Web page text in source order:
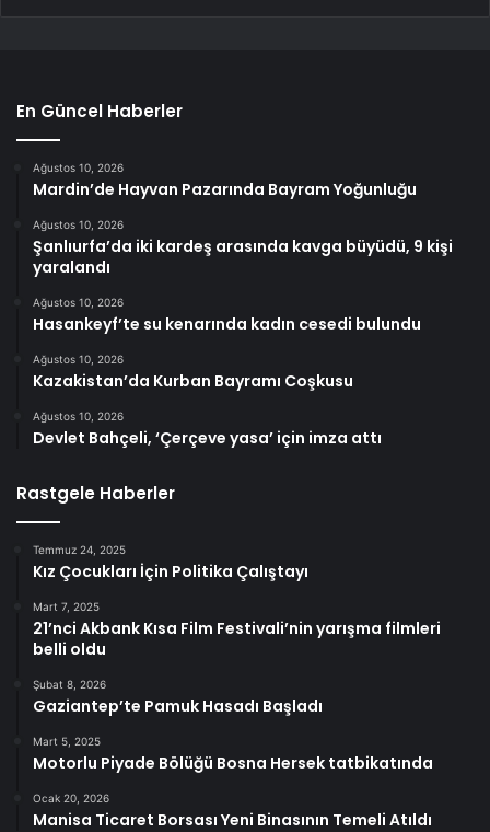
En Güncel Haberler
Ağustos 10, 2026
Mardin’de Hayvan Pazarında Bayram Yoğunluğu
Ağustos 10, 2026
Şanlıurfa’da iki kardeş arasında kavga büyüdü, 9 kişi
yaralandı
Ağustos 10, 2026
Hasankeyf’te su kenarında kadın cesedi bulundu
Ağustos 10, 2026
Kazakistan’da Kurban Bayramı Coşkusu
Ağustos 10, 2026
Devlet Bahçeli, ‘Çerçeve yasa’ için imza attı
Rastgele Haberler
Temmuz 24, 2025
Kız Çocukları İçin Politika Çalıştayı
Mart 7, 2025
21’nci Akbank Kısa Film Festivali’nin yarışma filmleri
belli oldu
Şubat 8, 2026
Gaziantep’te Pamuk Hasadı Başladı
Mart 5, 2025
Motorlu Piyade Bölüğü Bosna Hersek tatbikatında
Ocak 20, 2026
Manisa Ticaret Borsası Yeni Binasının Temeli Atıldı